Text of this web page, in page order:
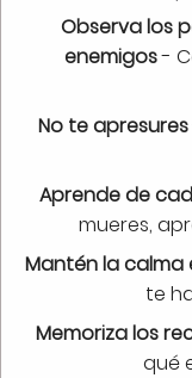
Observa los
enemigos-
No te apresures
Aprende de
mueres,
Mantén la calma
te
Memoriza los
qué